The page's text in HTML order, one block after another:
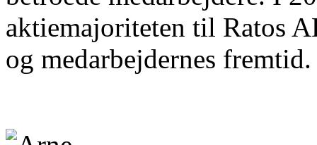
aktiemajoriteten til Ratos
og medarbejdernes fremtid.